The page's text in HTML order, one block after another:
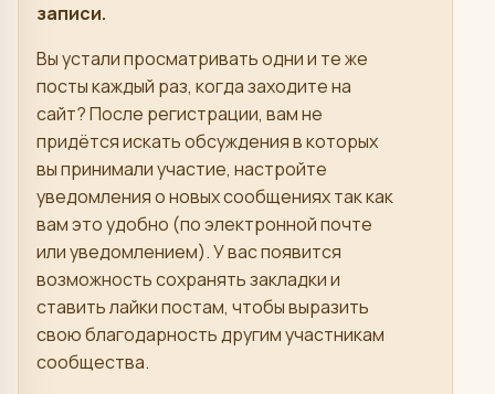
записи.
Вы устали просматривать одни и те же
посты каждый раз, когда заходите на
сайт? После регистрации, вам не
придётся искать обсуждения в которых
вы принимали участие, настройте
уведомления о новых сообщениях так как
вам это удобно (по электронной почте
или уведомлением). У вас появится
возможность сохранять закладки и
ставить лайки постам, чтобы выразить
свою благодарность другим участникам
сообщества.